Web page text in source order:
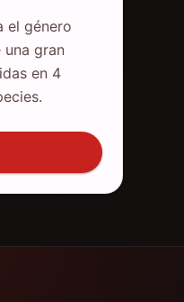
el género
una gran
en 4